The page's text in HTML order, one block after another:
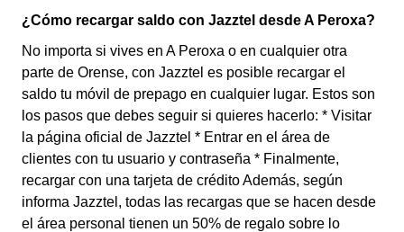
¿Cómo recargar saldo con Jazztel desde A Peroxa?
No importa si vives en A Peroxa o en cualquier otra
parte de Orense, con Jazztel es posible recargar el
saldo tu móvil de prepago en cualquier lugar. Estos son
los pasos que debes seguir si quieres hacerlo: * Visitar
la página oficial de Jazztel * Entrar en el área de
clientes con tu usuario y contraseña * Finalmente,
recargar con una tarjeta de crédito Además, según
informa Jazztel, todas las recargas que se hacen desde
el área personal tienen un 50% de regalo sobre lo